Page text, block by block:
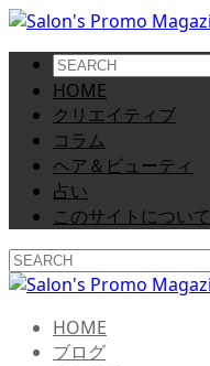
HOME
クリエイティブ
コラム
ヘア＆ビューティ
占い
このサイトについて
HOME
ブログ